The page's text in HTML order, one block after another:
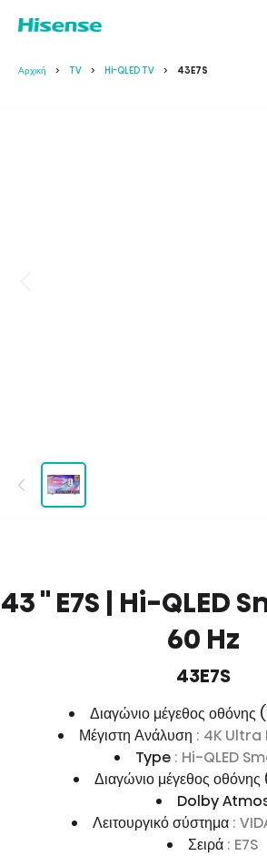
Αρχική TV Hi-QLED TV 43E7S
43 '' E7S | Hi-QLED
60 Hz
43E7S
Διαγώνιο μέγεθος οθόνης
Μέγιστη Ανάλυση : 4K Ultra
Type : Hi-QLED
Διαγώνιο μέγεθος οθόνης
Dolby
Λειτουργικό σύστημα :
Σειρά : E7S